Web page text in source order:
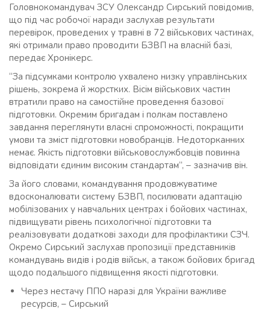
Головнокомандувач ЗСУ Олександр Сирський повідомив,
що під час робочої наради заслухав результати
перевірок, проведених у травні в 72 військових частинах,
які отримали право проводити БЗВП на власній базі,
передає Хронікерс.
“За підсумками контролю ухвалено низку управлінських
рішень, зокрема й жорстких. Вісім військових частин
втратили право на самостійне проведення базової
підготовки. Окремим бригадам і полкам поставлено
завдання переглянути власні спроможності, покращити
умови та зміст підготовки новобранців. Недоторканних
немає. Якість підготовки військовослужбовців повинна
відповідати єдиним високим стандартам”, – зазначив він.
За його словами, командування продовжуватиме
вдосконалювати систему БЗВП, посилювати адаптацію
мобілізованих у навчальних центрах і бойових частинах,
підвищувати рівень психологічної підготовки та
реалізовувати додаткові заходи для профілактики СЗЧ.
Окремо Сирський заслухав пропозиції представників
командувань видів і родів військ, а також бойових бригад
щодо подальшого підвищення якості підготовки.
Через нестачу ППО наразі для України важливе
ресурсів, – Сирський